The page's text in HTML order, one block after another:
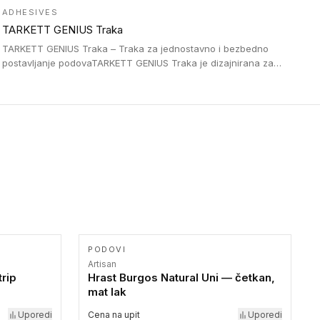
uglom, sa poluprečnikom savijanja od 2R za stepenice više od
16 cm. Poste i verzije od aluminijuma za oblasti pod visokim
opterećenjem. Postavljaju se na postojeći pod. Veoma su
ADHESIVES
TARKETT GENIUS Traka
TARKETT GENIUS Traka – Traka za jednostavno i bezbedno
postavljanje podovaTARKETT GENIUS Traka je dizajnirana za
Uporedi
PODOVI
Artisan
Hrast Burgos Natural Uni — četkan,
mat lak
Cena na upit Uporedi